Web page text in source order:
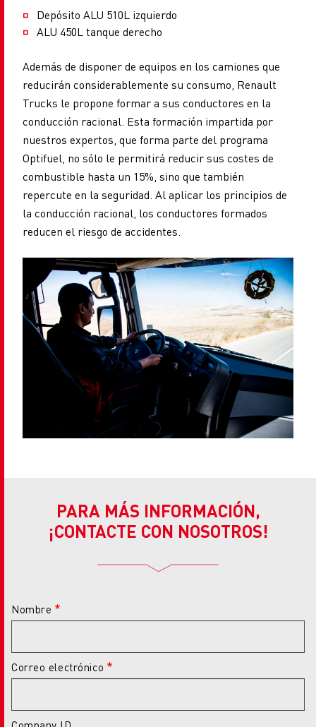
Depósito ALU 510L izquierdo
ALU 450L tanque derecho
Además de disponer de equipos en los camiones que
reducirán considerablemente su consumo, Renault
Trucks le propone formar a sus conductores en la
conducción racional. Esta formación impartida por
nuestros expertos, que forma parte del programa
Optifuel, no sólo le permitirá reducir sus costes de
combustible hasta un 15%, sino que también
repercute en la seguridad. Al aplicar los principios de
la conducción racional, los conductores formados
reducen el riesgo de accidentes.
PARA MÁS INFORMACIÓN,
¡CONTACTE CON NOSOTROS!
Nombre
Correo electrónico